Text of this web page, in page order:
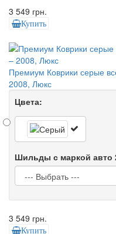
3 549 грн.
Купить
Премиум Коврики серые
2008, Люкс
Цвета:
Шильды с маркой авто
3 549 грн.
Купить